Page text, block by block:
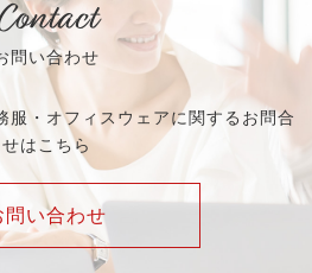
問い合わせ
服・オフィスウェアに関するお問合
せはこちら
問い合わせ